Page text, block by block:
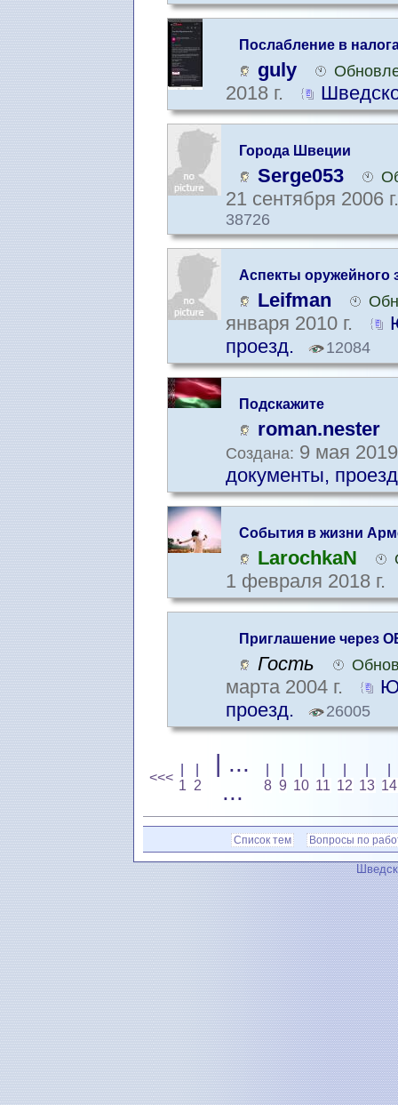
Послабление в
помощи
guly
2018 г.
Города Швеции
Serge053
21 сентября 2006
38726
Аспекты оружейного
Leifman
января 2010 г.
проезд.
12084
Подскажите
roman.nester
Создана: 9 мая
документы,
События в жизни
LarochkaN
1 февраля 2018 г.
Приглашение через
Гость
марта 2004 г.
проезд.
26005
<<<
1 2
| ...
...
8 9 10 11 12 13 14
Список тем Вопросы по